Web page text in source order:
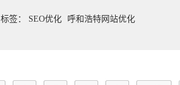
标签： SEO优化 呼和浩特网站优化